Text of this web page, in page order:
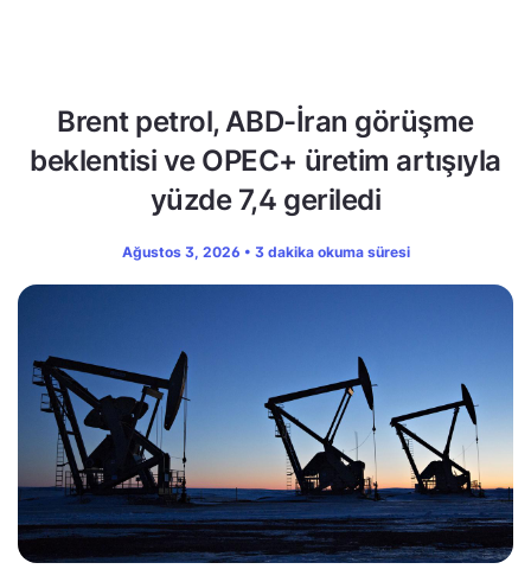
Brent petrol, ABD-İran görüşme
beklentisi ve OPEC+ üretim artışıyla
yüzde 7,4 geriledi
Ağustos 3, 2026 • 3 dakika okuma süresi